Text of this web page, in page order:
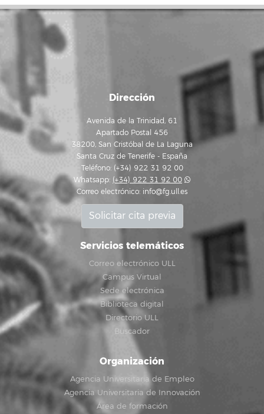
Dirección
Avenida de la Trinidad, 61
Apartado Postal 456
38200, San Cristóbal de La Laguna
Santa Cruz de Tenerife - España
Teléfono: (+34) 922 31 92 00
Whatsapp: (+34) 922 31 92 00
Correo electrónico: info@fg.ull.es
Solicitar cita previa
Servicios telemáticos
Correo electrónico ULL
Campus Virtual
Sede electrónica
Biblioteca digital
Directorio ULL
Buscador
Organización
Agencia Universitaria de Empleo
Agencia Universitaria de Innovación
Área de formación